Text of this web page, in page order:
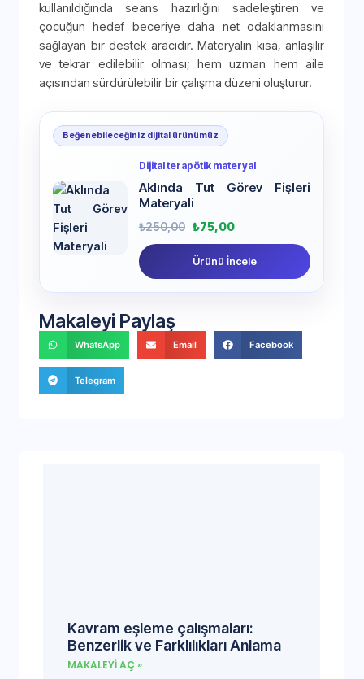
kullanıldığında seans hazırlığını sadeleştiren ve
çocuğun hedef beceriye daha net odaklanmasını
sağlayan bir destek aracıdır. Materyalin kısa, anlaşılır
ve tekrar edilebilir olması; hem uzman hem aile
açısından sürdürülebilir bir çalışma düzeni oluşturur.
Beğenebileceğiniz dijital ürünümüz
Dijital terapötik materyal
Aklında Tut Görev Fişleri
Materyali
₺250,00 ₺75,00
Ürünü İncele
Makaleyi Paylaş
WhatsApp Email Facebook
Telegram
Kavram eşleme çalışmaları:
Benzerlik ve Farklılıkları Anlama
MAKALEYI AÇ »